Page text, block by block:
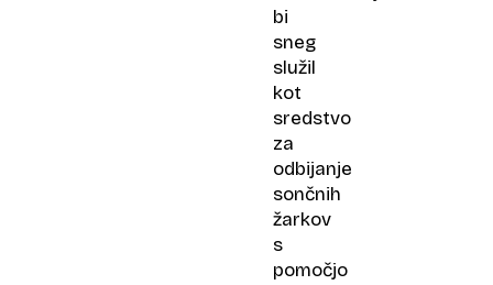
bi
sneg
služil
kot
sredstvo
za
odbijanje
sončnih
žarkov
s
pomočjo